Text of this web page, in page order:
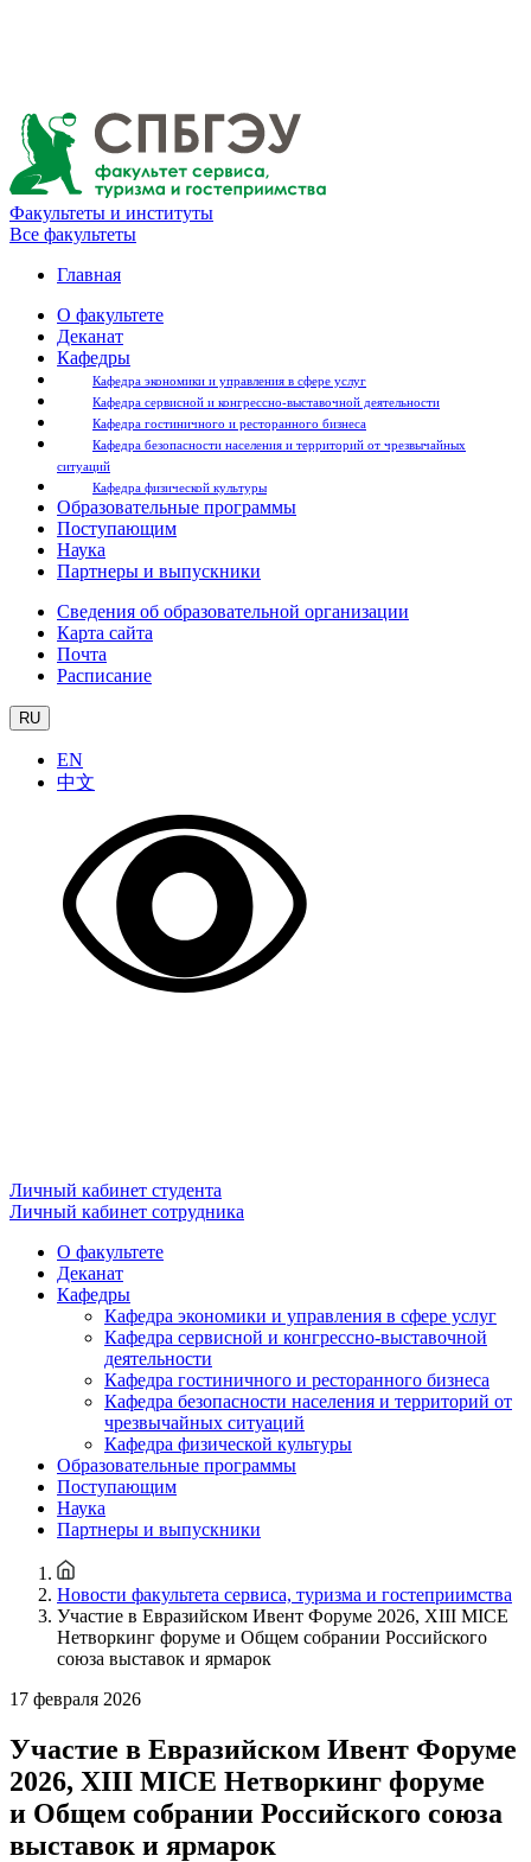
Факультеты и институты
Все факультеты
Главная
О факультете
Деканат
Кафедры
Кафедра экономики и управления в сфере услуг
Кафедра сервисной и конгрессно-выставочной деятельности
Кафедра гостиничного и ресторанного бизнеса
Кафедра безопасности населения и территорий от чрезвычайных
ситуаций
Кафедра физической культуры
Образовательные программы
Поступающим
Наука
Партнеры и выпускники
Сведения об образовательной организации
Карта сайта
Почта
Расписание
RU
EN
中文
Личный кабинет студента
Личный кабинет сотрудника
О факультете
Деканат
Кафедры
Кафедра экономики и управления в сфере услуг
Кафедра сервисной и конгрессно-выставочной
деятельности
Кафедра гостиничного и ресторанного бизнеса
Кафедра безопасности населения и территорий от
чрезвычайных ситуаций
Кафедра физической культуры
Образовательные программы
Поступающим
Наука
Партнеры и выпускники
Новости факультета сервиса, туризма и гостеприимства
Участие в Евразийском Ивент Форуме 2026, XIII MICE
Нетворкинг форуме и Общем собрании Российского
союза выставок и ярмарок
17 февраля 2026
Участие в Евразийском Ивент Форуме
2026, XIII MICE Нетворкинг форуме
и Общем собрании Российского союза
выставок и ярмарок